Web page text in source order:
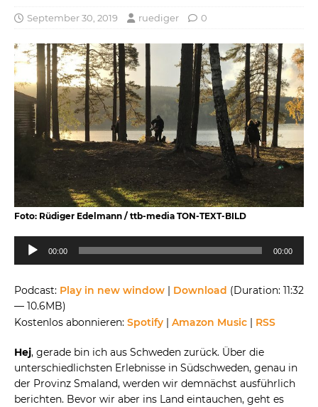
September 30, 2019 ruediger 0
Foto: Rüdiger Edelmann / ttb-media TON-TEXT-BILD
Audio-
Player
00:00 00:00
Podcast: Play in new window | Download (Duration: 11:32
— 10.6MB)
Kostenlos abonnieren: Spotify | Amazon Music | RSS
Hej, gerade bin ich aus Schweden zurück. Über die
unterschiedlichsten Erlebnisse in Südschweden, genau in
der Provinz Smaland, werden wir demnächst ausführlich
berichten. Bevor wir aber ins Land eintauchen, geht es